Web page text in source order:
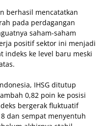
berhasil mencatatkan
pada perdagangan
saham-saham
positif sektor ini menjadi
indeks ke level baru meski
IHSG ditutup
0,82 poin ke posisi
bergerak fluktuatif
dan sempat menyentuh